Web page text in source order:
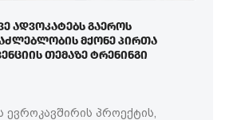
ᲐᲓᲕᲝᲙᲐᲢᲔᲑᲡ ᲒᲐᲔᲠᲝᲡ
ᲛᲥᲝᲜᲔ ᲞᲘᲠᲗᲐ
ᲗᲔᲛᲐᲖᲔ ᲢᲠᲔᲜᲘᲜᲒᲘ
ევროკავშირის პროექტის,